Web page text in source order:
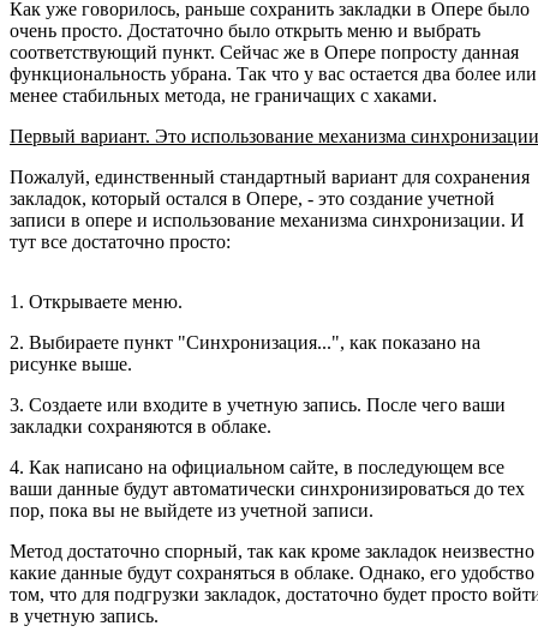
Как уже говорилось, раньше сохранить закладки в Опере было
очень просто. Достаточно было открыть меню и выбрать
соответствующий пункт. Сейчас же в Опере попросту данная
функциональность убрана. Так что у вас остается два более или
менее стабильных метода, не граничащих с хаками.
Первый вариант. Это использование механизма
Пожалуй, единственный стандартный вариант для сохранения
закладок, который остался в Опере, - это создание учетной
записи в опере и использование механизма синхронизации. И
тут все достаточно просто:
1. Открываете меню.
2. Выбираете пункт "Синхронизация...", как показано на
рисунке выше.
3. Создаете или входите в учетную запись. После чего ваши
закладки сохраняются в облаке.
4. Как написано на официальном сайте, в последующем все
ваши данные будут автоматически синхронизироваться до тех
пор, пока вы не выйдете из учетной записи.
Метод достаточно спорный, так как кроме закладок неизвестно
какие данные будут сохраняться в облаке. Однако, его удобство
том, что для подгрузки закладок, достаточно будет просто
в учетную запись.